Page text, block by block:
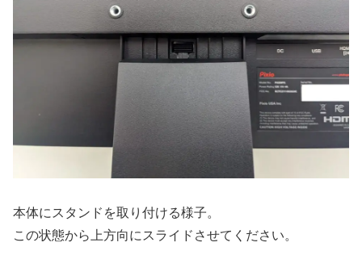
本体にスタンドを取り付ける様子。
この状態から上方向にスライドさせてください。